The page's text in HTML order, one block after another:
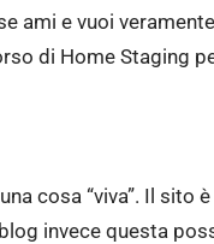
ami e vuoi
di Home Staging
cosa “viva”. Il sito
invece questa